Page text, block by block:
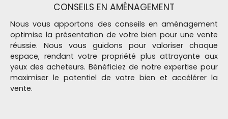
CONSEILS EN AMÉNAGEMENT
Nous vous apportons des conseils en aménagement
optimise la présentation de votre bien pour une vente
réussie. Nous vous guidons pour valoriser chaque
espace, rendant votre propriété plus attrayante aux
yeux des acheteurs. Bénéficiez de notre expertise pour
maximiser le potentiel de votre bien et accélérer la
vente.